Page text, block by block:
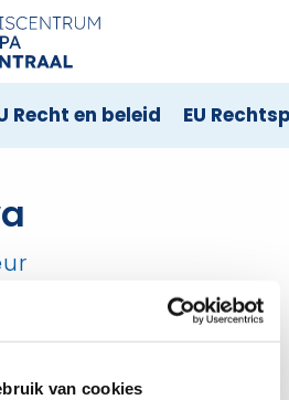
van cookies
Recht en beleid EU
bij KED van 2021 – 2023.
Europa decentraal